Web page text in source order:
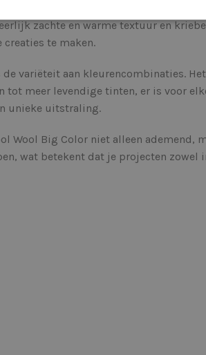
de ideale balans biedt tussen
zachte en warme textuur en
te maken.
variëteit aan kleurencombinaties.
meer levendige tinten, er is voor
unieke uitstraling.
Wool Big Color niet alleen
wat betekent dat je projecten zowel